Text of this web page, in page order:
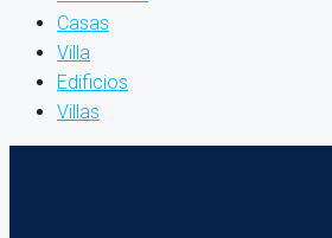
Casas
Villa
Edificios
Villas